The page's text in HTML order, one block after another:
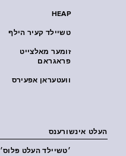
HEAP
טשיילד קעיר הילף
זומער מאלצייט
פראגראם
וועטעראן אפעירס
העלט אינשורענס
׳טשיילד העלט פּלוס׳